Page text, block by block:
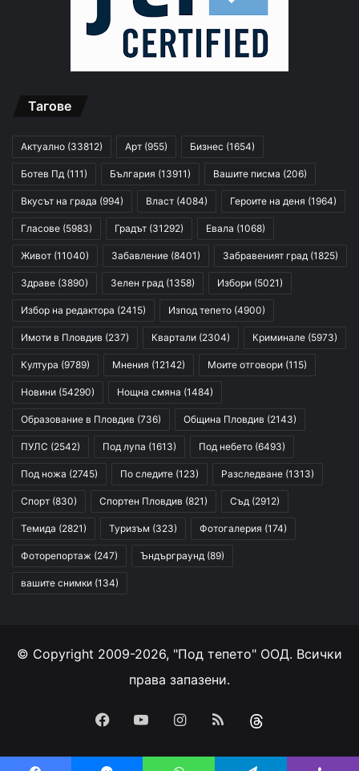
Тагове
Актуално (33812) Арт (955) Бизнес (1654)
Ботев Пд (111) България (13911) Вашите писма (206)
Вкусът на града (994) Власт (4084) Героите на деня (1964)
Гласове (5983) Градът (31292) Евала (1068)
Живот (11040) Забавление (8401) Забравеният град (1825)
Здраве (3890) Зелен град (1358) Избори (5021)
Избор на редактора (2415) Изпод тепето (4900)
Имоти в Пловдив (237) Квартали (2304) Криминале (5973)
Култура (9789) Мнения (12142) Моите отговори (115)
Новини (54290) Нощна смяна (1484)
Образование в Пловдив (736) Община Пловдив (2143)
ПУЛС (2542) Под лупа (1613) Под небето (6493)
Под ножа (2745) По следите (123) Разследване (1313)
Спорт (830) Спортен Пловдив (821) Съд (2912)
Темида (2821) Туризъм (323) Фотогалерия (174)
Фоторепортаж (247) Ъндърграунд (89)
вашите снимки (134)
© Copyright 2009-2026, "Под тепето" ООД. Всички
права запазени.
Facebook
YouTubeInstagram
RSS